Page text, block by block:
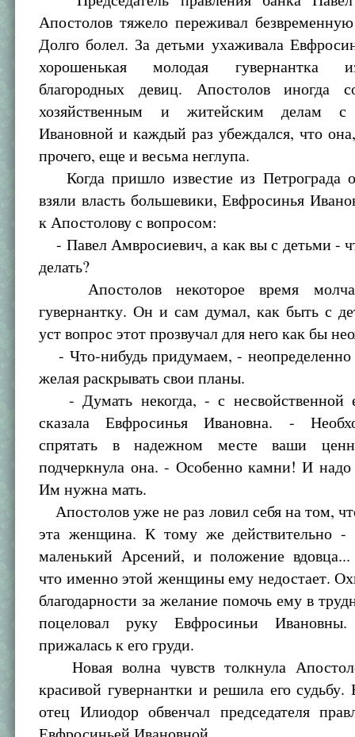
Апостолов тяжело переживал
Долго болел. За детьми ухаживала
хорошенькая молодая гувернантка
благородных девиц. Апостолов иногда
хозяйственным и житейским делам с
Ивановной и каждый раз убеждался, что
прочего, еще и весьма неглупа.
Когда пришло известие из Петрограда
взяли власть большевики, Евфросинья
к Апостолову с вопросом:
- Павел Амвросиевич, а как вы с детьми -
делать?
Апостолов некоторое время
гувернантку. Он и сам думал, как быть с
уст вопрос этот прозвучал для него как бы
- Что-нибудь придумаем, - неопределенно
желая раскрывать свои планы.
- Думать некогда, - с несвойственной
сказала Евфросинья Ивановна. -
спрятать в надежном месте ваши
подчеркнула она. - Особенно камни! И надо
Им нужна мать.
Апостолов уже не раз ловил себя на том,
эта женщина. К тому же действительно -
маленький Арсений, и положение вдовца...
что именно этой женщины ему недостает.
благодарности за желание помочь ему в
поцеловал руку Евфросиньи
прижалась к его груди.
Новая волна чувств толкнула
красивой гувернантки и решила его
отец Илиодор обвенчал председателя